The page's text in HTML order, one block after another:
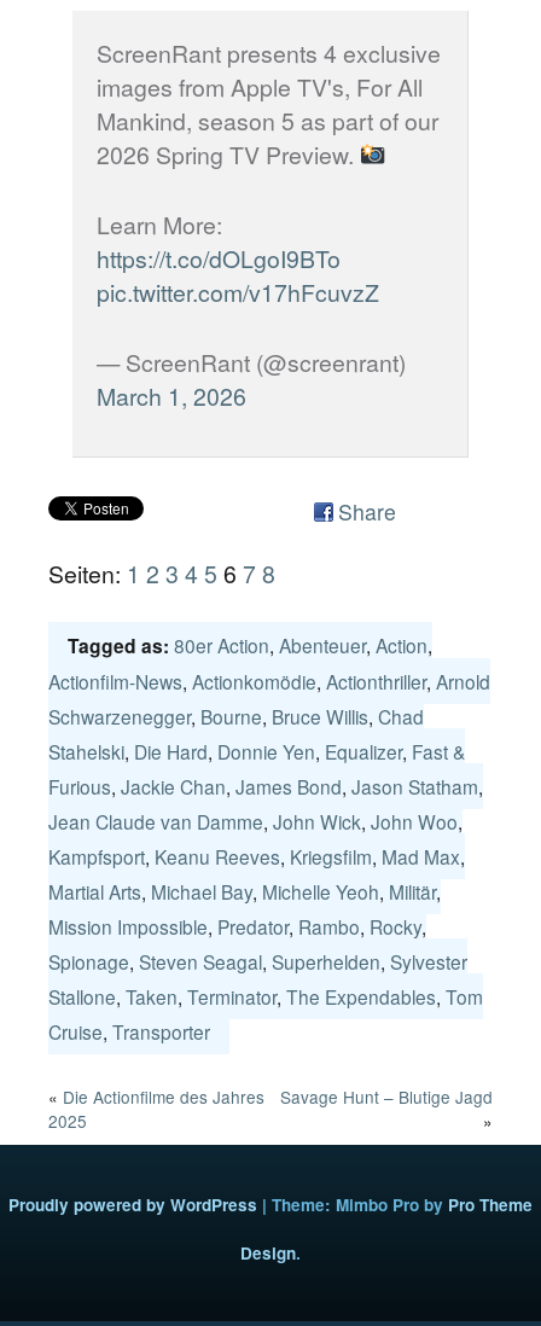
ScreenRant presents 4 exclusive
images from Apple TV's, For All
Mankind, season 5 as part of our
2026 Spring TV Preview.
Learn More:
https://t.co/dOLgoI9BTo
pic.twitter.com/v17hFcuvzZ
— ScreenRant (@screenrant)
March 1, 2026
Share
Seiten: 1 2 3 4 5 6 7 8
Tagged as: 80er Action, Abenteuer, Action,
Actionfilm-News, Actionkomödie, Actionthriller, Arnold
Schwarzenegger, Bourne, Bruce Willis, Chad
Stahelski, Die Hard, Donnie Yen, Equalizer, Fast &
Furious, Jackie Chan, James Bond, Jason Statham,
Jean Claude van Damme, John Wick, John Woo,
Kampfsport, Keanu Reeves, Kriegsfilm, Mad Max,
Martial Arts, Michael Bay, Michelle Yeoh, Militär,
Mission Impossible, Predator, Rambo, Rocky,
Spionage, Steven Seagal, Superhelden, Sylvester
Stallone, Taken, Terminator, The Expendables, Tom
Cruise, Transporter
« Die Actionfilme des Jahres
2025
Savage Hunt – Blutige Jagd
»
Proudly powered by WordPress | Theme: Mimbo Pro by Pro Theme
Design.